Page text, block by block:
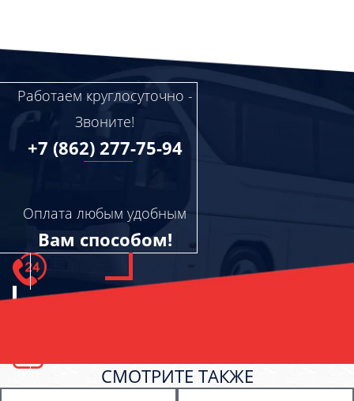
Работаем круглосуточно -
Звоните!
+7 (862) 277-75-94
Оплата любым удобным
Вам способом!
СМОТРИТЕ ТАКЖЕ